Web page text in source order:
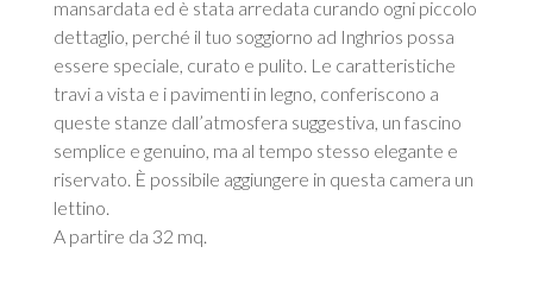
mansardata ed è stata arredata curando ogni piccolo
dettaglio, perché il tuo soggiorno ad Inghrios possa
essere speciale, curato e pulito. Le caratteristiche
travi a vista e i pavimenti in legno, conferiscono a
queste stanze dall’atmosfera suggestiva, un fascino
semplice e genuino, ma al tempo stesso elegante e
riservato. È possibile aggiungere in questa camera un
lettino.
A partire da 32 mq.